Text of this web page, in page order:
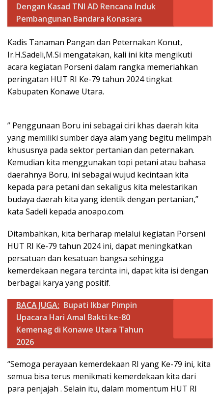
Dengan Kasad TNI AD Rencana Induk
Pembangunan Bandara Konasara
Kadis Tanaman Pangan dan Peternakan Konut,
Ir.H.Sadeli,M.Si mengatakan, kali ini kita mengikuti
acara kegiatan Porseni dalam rangka memeriahkan
peringatan HUT RI Ke-79 tahun 2024 tingkat
Kabupaten Konawe Utara.
” Penggunaan Boru ini sebagai ciri khas daerah kita
yang memiliki sumber daya alam yang begitu melimpah
khususnya pada sektor pertanian dan peternakan.
Kemudian kita menggunakan topi petani atau bahasa
daerahnya Boru, ini sebagai wujud kecintaan kita
kepada para petani dan sekaligus kita melestarikan
budaya daerah kita yang identik dengan pertanian,”
kata Sadeli kepada anoapo.com.
Ditambahkan, kita berharap melalui kegiatan Porseni
HUT RI Ke-79 tahun 2024 ini, dapat meningkatkan
persatuan dan kesatuan bangsa sehingga
kemerdekaan negara tercinta ini, dapat kita isi dengan
berbagai karya yang positif.
BACA JUGA: Bupati Ikbar Pimpin
Upacara Hari Amal Bakti ke-80
Kemenag di Konawe Utara Tahun
2026
“Semoga perayaan kemerdekaan RI yang Ke-79 ini, kita
semua bisa terus menikmati kemerdekaan kita dari
para penjajah . Selain itu, dalam momentum HUT RI